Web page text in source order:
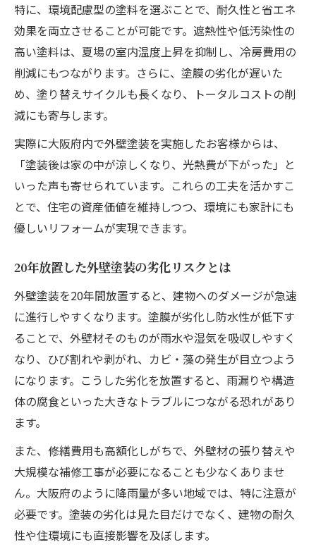
特に、環境配慮型の塗料を選ぶことで、耐久性と省エネ
効果を両立させることが可能です。遮熱性や低汚染性の
高い塗料は、夏場の室内温度上昇を抑制し、冷房費用の
削減にもつながります。さらに、塗膜の劣化が遅いた
め、塗り替えサイクルも長くなり、トータルコストの削
減にも寄与します。
実際に大阪府内で外壁塗装を実施したお客様からは、
「塗装後は家の中が涼しくなり、光熱費が下がった」と
いった声も寄せられています。これらの工夫を活かすこ
とで、住宅の資産価値を維持しつつ、環境にも家計にも
優しいリフォームが実現できます。
20年放置した外壁塗装の劣化リスクとは
外壁塗装を20年間放置すると、建物へのダメージが急速
に進行しやすくなります。塗膜が劣化し防水性が低下す
ることで、外壁材そのものが雨水や湿気を吸収しやすく
なり、ひび割れや剥がれ、カビ・藻の発生が目立つよう
になります。こうした劣化を放置すると、雨漏りや構造
体の腐食といった大きなトラブルにつながる恐れがあり
ます。
また、修繕費用も高額化しがちで、外壁材の張り替えや
大規模な補修工事が必要になることも少なくありませ
ん。大阪府のように降雨量が多い地域では、特に注意が
必要です。塗装の劣化は見た目だけでなく、建物の耐久
性や住環境にも直接影響を及ぼします。